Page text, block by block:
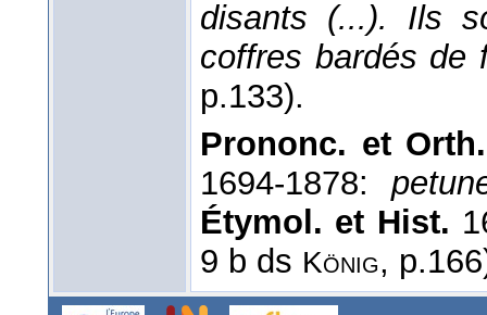
disants (...). Ils
coffres bardés de
p.133).
Prononc. et
1694-1878:
Étymol. et Hist.
9 b ds König,